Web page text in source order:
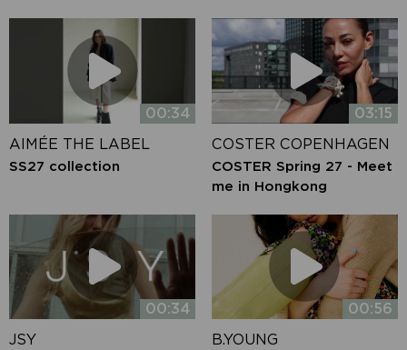
00:34
AIMÉE THE LABEL
SS27 collection
03:15
COSTER COPENHAGEN
COSTER Spring 27 - Meet
me in Hongkong
00:34
JSY
00:56
B.YOUNG